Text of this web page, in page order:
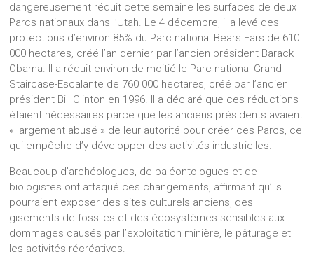
dangereusement réduit cette semaine les surfaces de deux
Parcs nationaux dans l’Utah. Le 4 décembre, il a levé des
protections d’environ 85% du Parc national Bears Ears de 610
000 hectares, créé l’an dernier par l’ancien président Barack
Obama. Il a réduit environ de moitié le Parc national Grand
Staircase-Escalante de 760 000 hectares, créé par l’ancien
président Bill Clinton en 1996. Il a déclaré que ces réductions
étaient nécessaires parce que les anciens présidents avaient
« largement abusé » de leur autorité pour créer ces Parcs, ce
qui empêche d’y développer des activités industrielles.
Beaucoup d’archéologues, de paléontologues et de
biologistes ont attaqué ces changements, affirmant qu’ils
pourraient exposer des sites culturels anciens, des
gisements de fossiles et des écosystèmes sensibles aux
dommages causés par l’exploitation minière, le pâturage et
les activités récréatives.